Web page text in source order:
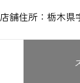
店舗住所：栃木